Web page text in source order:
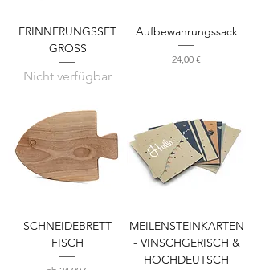
ERINNERUNGSSET
GROSS
Nicht verfügbar
Aufbewahrungssack
Preis
24,00 €
SCHNEIDEBRETT
FISCH
MEILENSTEINKARTEN
- VINSCHGERISCH &
HOCHDEUTSCH